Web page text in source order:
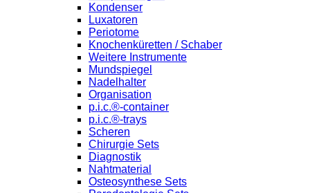
Kondenser
Luxatoren
Periotome
Knochenküretten / Schaber
Weitere Instrumente
Mundspiegel
Nadelhalter
Organisation
p.i.c.®-container
p.i.c.®-trays
Scheren
Chirurgie Sets
Diagnostik
Nahtmaterial
Osteosynthese Sets